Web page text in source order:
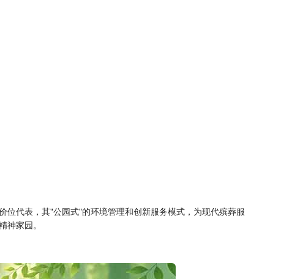
代表，其"公园式"的环境管理和创新服务模式，为现代殡葬服
家园。